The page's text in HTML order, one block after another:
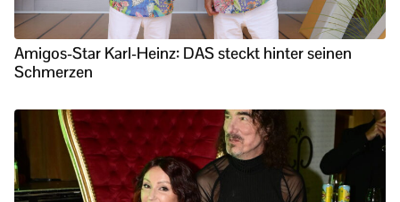
Amigos-Star Karl-Heinz: DAS steckt hinter seinen
Schmerzen